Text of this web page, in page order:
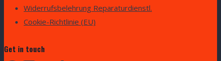
Widerrufsbelehrung Reparaturdienstl.
Cookie-Richtlinie (EU)
Get in touch